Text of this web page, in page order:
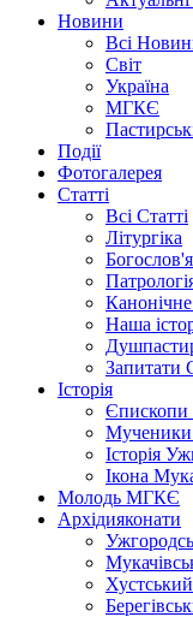
Новини
Всі
Світ
Україна
МГКЄ
Події
Фотогалерея
Статті
Всі Статті
Літургіка
Богослов'я
Наша
Запитати
Історія
Мученики
Історія
Ікона
Молодь МГКЄ
Архідияконати
Хустський